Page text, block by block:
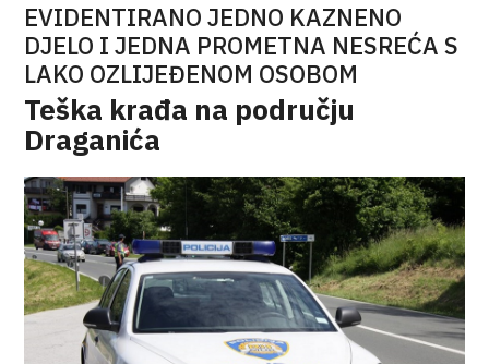
EVIDENTIRANO JEDNO KAZNENO
DJELO I JEDNA PROMETNA NESREĆA S
LAKO OZLIJEĐENOM OSOBOM
Teška krađa na području
Draganića